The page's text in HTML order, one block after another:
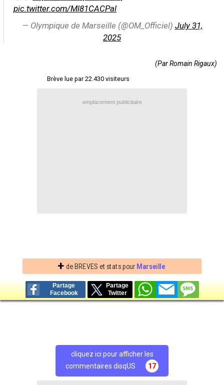
pic.twitter.com/Ml81CACPal
— Olympique de Marseille (@OM_Officiel) July 31,
2025
(Par Romain Rigaux)
Brève lue par 22.430 visiteurs
emplacement publicitaire
+ de BREVES et stats pour Marseille
Partage
Facebook
Partage
Twitter
cliquez ici pour afficher les
commentaires disqUS
17
site web Maxifoot.fr